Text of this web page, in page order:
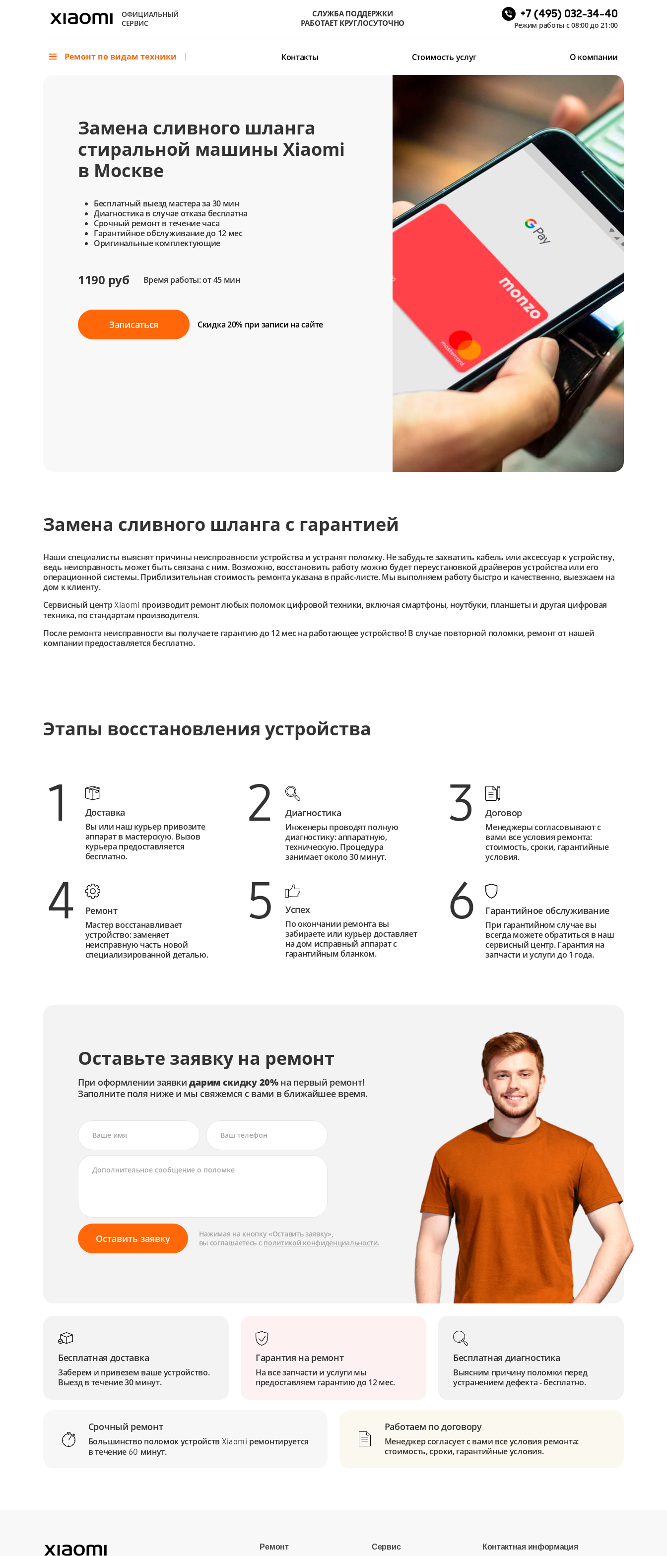
ОФИЦИАЛЬНЫЙ
СЕРВИС
СЛУЖБА ПОДДЕРЖКИ
РАБОТАЕТ КРУГЛОСУТОЧНО
+7 (495) 032-34-40
Режим работы с 08:00 до 21:00
Ремонт по видам техники Контакты Стоимость услуг О компании
Замена сливного шланга
стиральной машины Xiaomi
в Москве
Бесплатный выезд мастера за 30 мин
Диагностика в случае отказа бесплатна
Срочный ремонт в течение часа
Гарантийное обслуживание до 12 мес
Оригинальные комплектующие
1190 руб Время работы: от 45 мин
Записаться Скидка 20% при записи на сайте
Замена сливного шланга с гарантией
Наши специалисты выяснят причины неиспроавности устройства и устранят поломку. Не забудьте захватить кабель или аксессуар к устройству,
ведь неисправность может быть связана с ним. Возможно, восстановить работу можно будет переустановкой драйверов устройства или его
операционной системы. Приблизительная стоимость ремонта указана в прайс-листе. Мы выполняем работу быстро и качественно, выезжаем на
дом к клиенту.
Сервисный центрXiaomi производит ремонт любых поломок цифровой техники, включая смартфоны, ноутбуки, планшеты и другая цифровая
техника, по стандартам производителя.
После ремонта неисправности вы получаете гарантию до 12 мес на работающее устройство! В случае повторной поломки, ремонт от нашей
компании предоставляется бесплатно.
Этапы восстановления устройства
1 Доставка
Вы или наш курьер привозите
аппарат в мастерскую. Вызов
курьера предоставляется
бесплатно.
2 Диагностика
Инженеры проводят полную
диагностику: аппаратную,
техническую. Процедура
занимает около 30 минут.
3 Договор
Менеджеры согласовывают с
вами все условия ремонта:
стоимость, сроки, гарантийные
условия.
4 Ремонт
Мастер восстанавливает
устройство: заменяет
неисправную часть новой
специализированной деталью.
5 Успех
По окончании ремонта вы
забираете или курьер доставляет
на дом исправный аппарат с
гарантийным бланком.
6 Гарантийное обслуживание
При гарантийном случае вы
всегда можете обратиться в наш
сервисный центр. Гарантия на
запчасти и услуги до 1 года.
Оставьте заявку на ремонт
При оформлении заявкидарим скидку 20%на первый ремонт!
Заполните поля ниже и мы свяжемся с вами в ближайшее время.
Оставить заявку
Нажимая на кнопку «Оставить заявку»,
вы соглашаетесь с политикой конфиденциальности.
Бесплатная доставка
Заберем и привезем ваше устройство.
Выезд в течение 30 минут.
Гарантия на ремонт
На все запчасти и услуги мы
предоставляем гарантию до 12 мес.
Бесплатная диагностика
Выясним причину поломки перед
устранением дефекта - бесплатно.
Срочный ремонт
Большинство поломок устройств Xiaomi ремонтируется
в течение 60 минут.
Работаем по договору
Менеджер согласует с вами все условия ремонта:
стоимость, сроки, гарантийные условия.
Ремонт Сервис Контактная информация